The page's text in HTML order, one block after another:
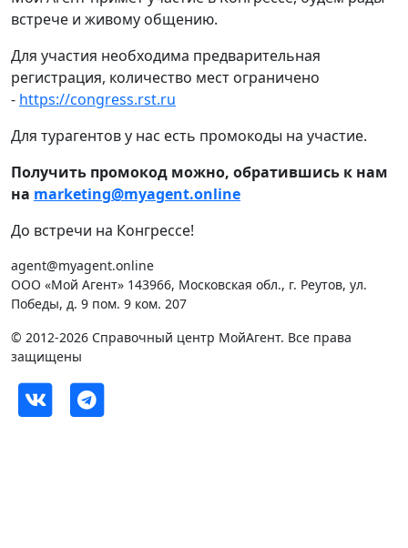
встрече и живому общению.
Для участия необходима предварительная
регистрация, количество мест ограничено
- https://congress.rst.ru
Для турагентов у нас есть промокоды на участие.
Получить промокод можно, обратившись к нам
на marketing@myagent.online
До встречи на Конгрессе!
agent@myagent.online
ООО «Мой Агент» 143966, Московская обл., г. Реутов, ул.
Победы, д. 9 пом. 9 ком. 207
© 2012-2026 Справочный центр МойАгент. Все права
защищены